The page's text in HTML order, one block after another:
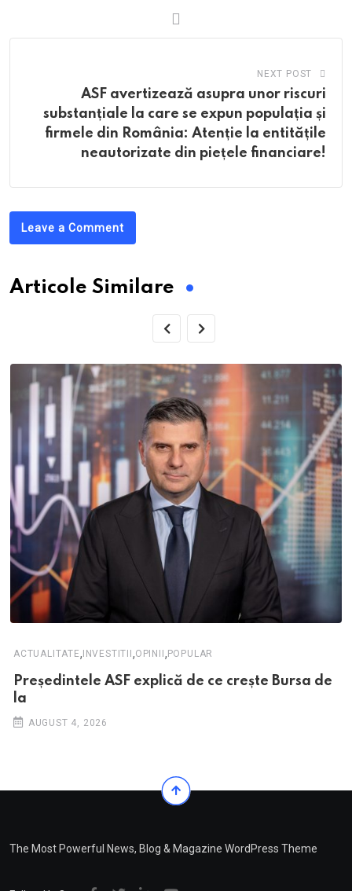
NEXT POST
ASF avertizează asupra unor riscuri
substanțiale la care se expun populația și
firmele din România: Atenție la entitățile
neautorizate din piețele financiare!
Leave a Comment
Articole Similare
ACTUALITATE, INVESTITII ,OPINII , POPULAR
Președintele ASF explică de ce crește Bursa de
la
AUGUST 4, 2026
The Most Powerful News, Blog & Magazine WordPress Theme